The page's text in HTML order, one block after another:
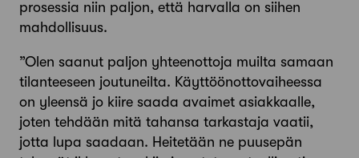
prosessia niin paljon, että harvalla on siihen
mahdollisuus.
”Olen saanut paljon yhteenottoja muilta samaan
tilanteeseen joutuneilta. Käyttöönottovaiheessa
on yleensä jo kiire saada avaimet asiakkaalle,
joten tehdään mitä tahansa tarkastaja vaatii,
jotta lupa saadaan. Heitetään ne puusepän